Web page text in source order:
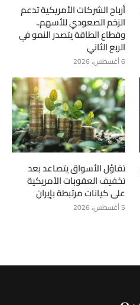
أرباح الشركات الأمريكية تدعم
الزخم الصعودي للأسهم..
وقطاع الطاقة يتصدر النمو في
الربع الثاني
6 أغسطس، 2026
تفاؤل الأسواق يتصاعد بعد
تخفيف العقوبات الأمريكية
على كيانات مرتبطة بإيران
5 أغسطس، 2026